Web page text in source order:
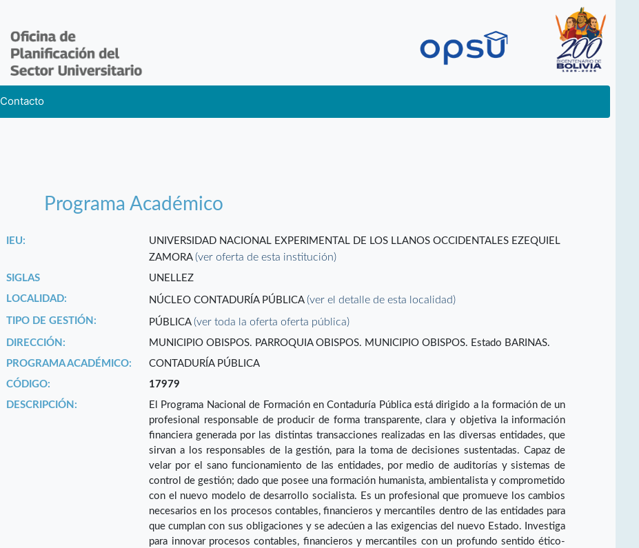
Contacto
Programa Académico
IEU:
UNIVERSIDAD NACIONAL EXPERIMENTAL DE LOS LLANOS OCCIDENTALES EZEQUIEL
ZAMORA(ver oferta de esta institución)
SIGLAS
UNELLEZ
LOCALIDAD:
NÚCLEO CONTADURÍA PÚBLICA(ver el detalle de esta localidad)
TIPO DE GESTIÓN: PÚBLICA(ver toda la oferta oferta pública)
DIRECCIÓN:
MUNICIPIO OBISPOS. PARROQUIA OBISPOS. MUNICIPIO OBISPOS. Estado BARINAS.
PROGRAMA ACADÉMICO:
CONTADURÍA PÚBLICA
CÓDIGO:
17979
DESCRIPCIÓN:
El Programa Nacional de Formación en Contaduría Pública está dirigido a la formación de un
profesional responsable de producir de forma transparente, clara y objetiva la información
financiera generada por las distintas transacciones realizadas en las diversas entidades, que
sirvan a los responsables de la gestión, para la toma de decisiones sustentadas. Capaz de
velar por el sano funcionamiento de las entidades, por medio de auditorías y sistemas de
control de gestión; dado que posee una formación humanista, ambientalista y comprometido
con el nuevo modelo de desarrollo socialista. Es un profesional que promueve los cambios
necesarios en los procesos contables, financieros y mercantiles dentro de las entidades para
que cumplan con sus obligaciones y se adecúen a las exigencias del nuevo Estado. Investiga
para innovar procesos contables, financieros y mercantiles con un profundo sentido ético-